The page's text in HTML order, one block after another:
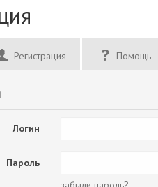
Регистрация Помощь
Логин
Пароль